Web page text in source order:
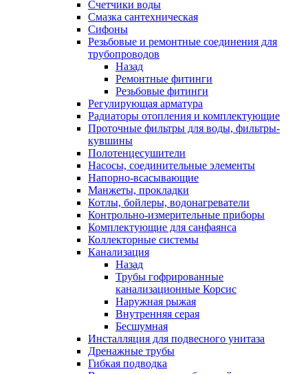
Счетчики воды
Смазка сантехническая
Сифоны
Резьбовые и ремонтные соединения для
трубопроводов
Назад
Ремонтные фитинги
Резьбовые фитинги
Регулирующая арматура
Радиаторы отопления и комплектующие
Проточные фильтры для воды, фильтры-
кувшины
Полотенцесушители
Насосы, соединительные элементы
Напорно-всасывающие
Манжеты, прокладки
Котлы, бойлеры, водонагреватели
Контрольно-измерительные приборы
Комплектующие для санфаянса
Коллекторные системы
Канализация
Назад
Трубы гофрированные
канализационные Корсис
Наружная рыжая
Внутренняя серая
Бесшумная
Инсталляция для подвесного унитаза
Дренажные трубы
Гибкая подводка